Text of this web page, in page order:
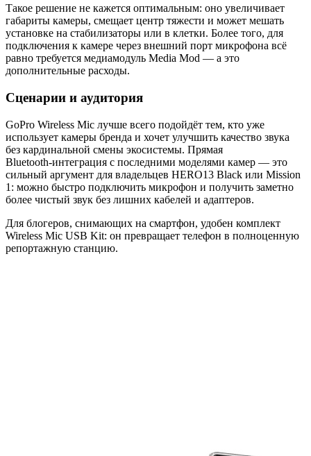
Такое решение не кажется оптимальным: оно увеличивает
габариты камеры, смещает центр тяжести и может мешать
установке на стабилизаторы или в клетки. Более того, для
подключения к камере через внешний порт микрофона всё
равно требуется медиамодуль Media Mod — а это
дополнительные расходы.
Сценарии и аудитория
GoPro Wireless Mic лучше всего подойдёт тем, кто уже
использует камеры бренда и хочет улучшить качество звука
без кардинальной смены экосистемы. Прямая
Bluetooth‑интеграция с последними моделями камер — это
сильный аргумент для владельцев HERO13 Black или Mission
1: можно быстро подключить микрофон и получить заметно
более чистый звук без лишних кабелей и адаптеров.
Для блогеров, снимающих на смартфон, удобен комплект
Wireless Mic USB Kit: он превращает телефон в полноценную
репортажную станцию.